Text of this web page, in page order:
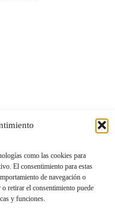
como las cookies para
El consentimiento para estas
de navegación o
retirar el consentimiento puede
y funciones.